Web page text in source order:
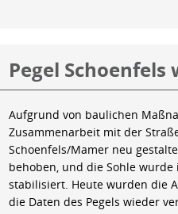
Pegel
Aufgrund von baulichen
Zusammenarbeit mit der
Schoenfels/Mamer neu
behoben, und die Sohle
stabilisiert. Heute wurden die
die Daten des Pegels wieder